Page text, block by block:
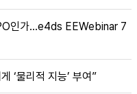
인가…e4ds EEWebinar 7
‘물리적 지능’ 부여”